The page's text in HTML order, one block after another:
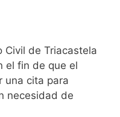
Civil de Triacastela
el fin de que el
una cita para
necesidad de